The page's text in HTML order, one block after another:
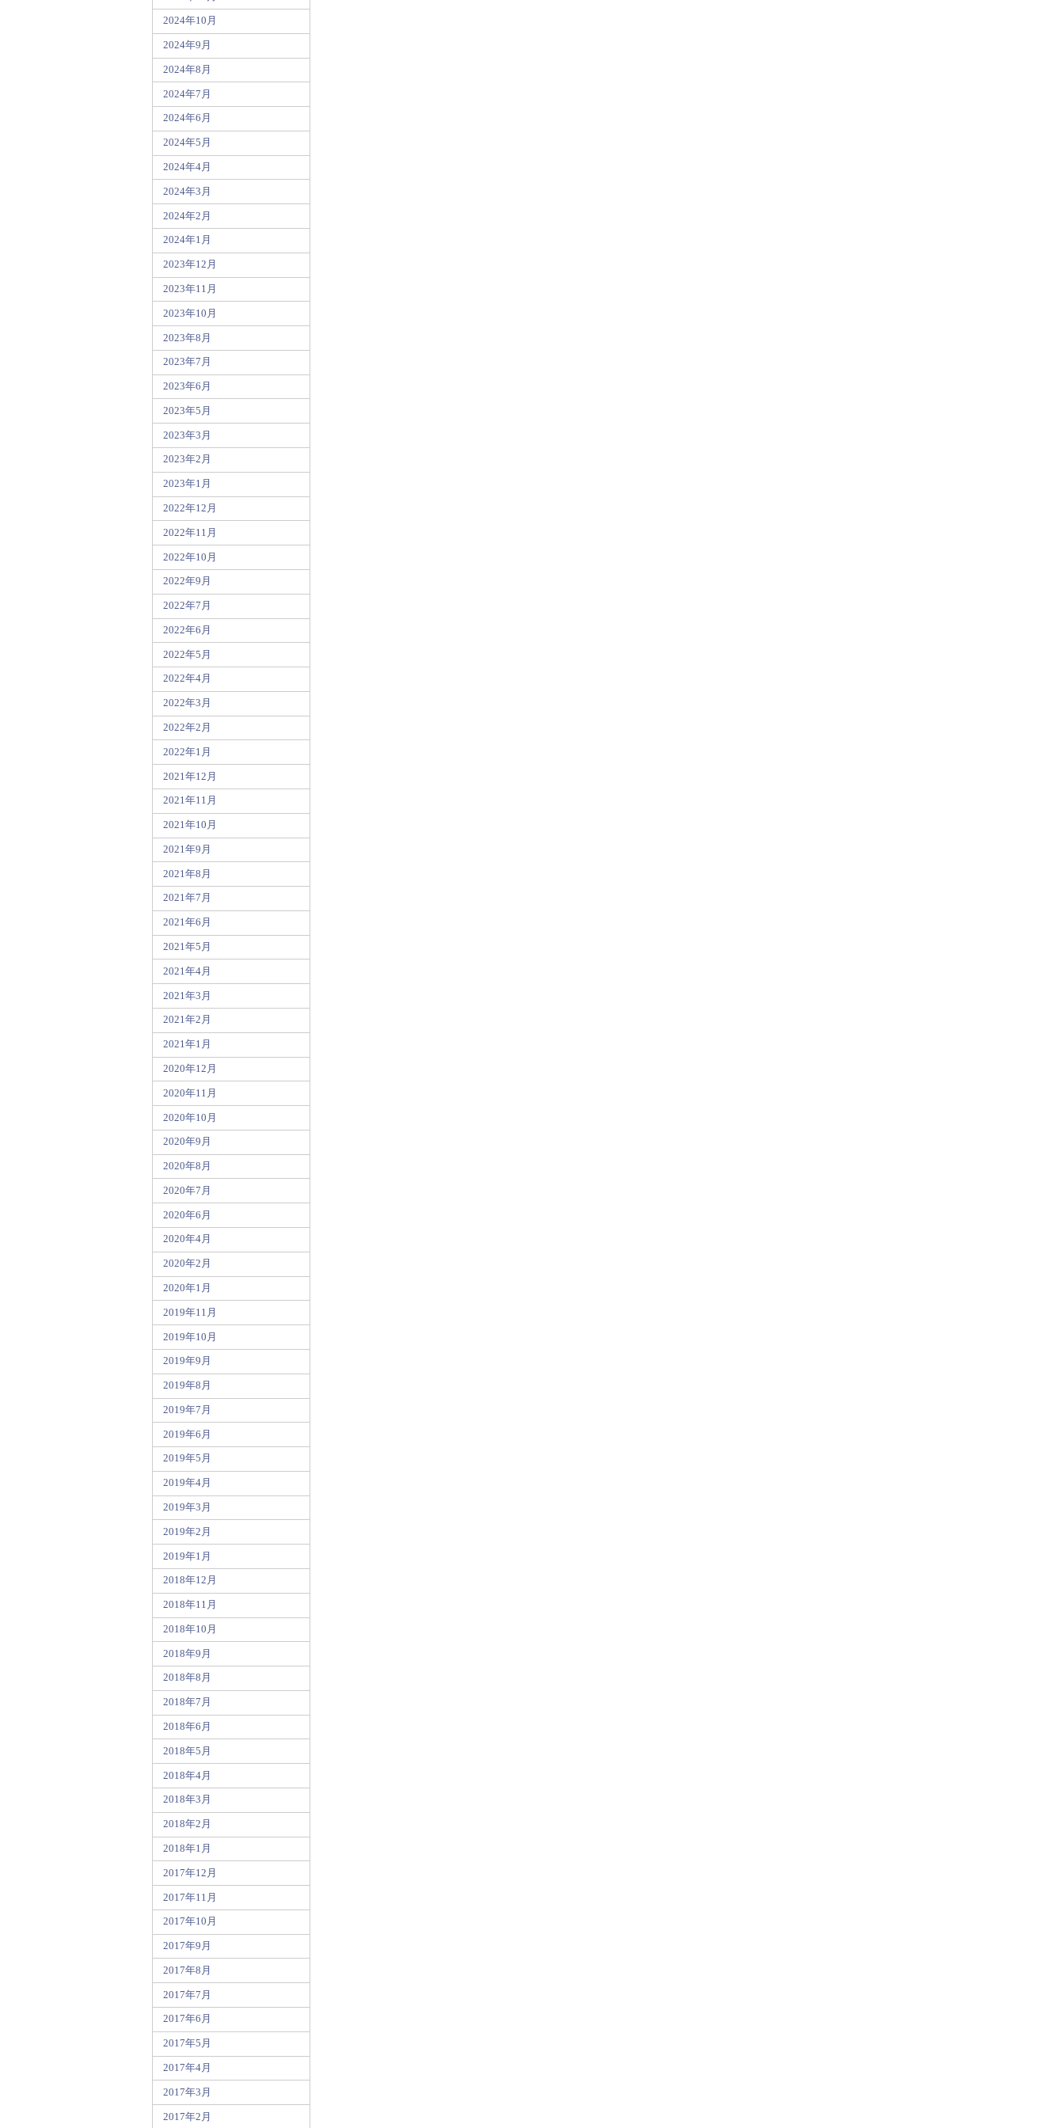
2024年10月
2024年9月
2024年8月
2024年7月
2024年6月
2024年5月
2024年4月
2024年3月
2024年2月
2024年1月
2023年12月
2023年11月
2023年10月
2023年8月
2023年7月
2023年6月
2023年5月
2023年3月
2023年2月
2023年1月
2022年12月
2022年11月
2022年10月
2022年9月
2022年7月
2022年6月
2022年5月
2022年4月
2022年3月
2022年2月
2022年1月
2021年12月
2021年11月
2021年10月
2021年9月
2021年8月
2021年7月
2021年6月
2021年5月
2021年4月
2021年3月
2021年2月
2021年1月
2020年12月
2020年11月
2020年10月
2020年9月
2020年8月
2020年7月
2020年6月
2020年4月
2020年2月
2020年1月
2019年11月
2019年10月
2019年9月
2019年8月
2019年7月
2019年6月
2019年5月
2019年4月
2019年3月
2019年2月
2019年1月
2018年12月
2018年11月
2018年10月
2018年9月
2018年8月
2018年7月
2018年6月
2018年5月
2018年4月
2018年3月
2018年2月
2018年1月
2017年12月
2017年11月
2017年10月
2017年9月
2017年8月
2017年7月
2017年6月
2017年5月
2017年4月
2017年3月
2017年2月